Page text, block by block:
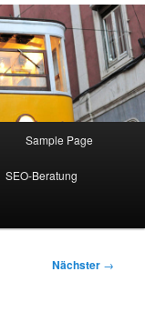
Sample Page
SEO-Beratung
Nächster →